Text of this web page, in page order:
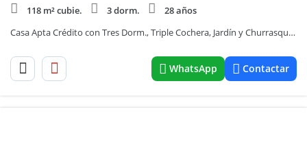
118 m² cubie.
3 dorm.
28 años
Casa Apta Crédito con Tres Dorm., Triple Cochera, Jardín y Churrasquera – Guaymallén
WhatsApp Contactar